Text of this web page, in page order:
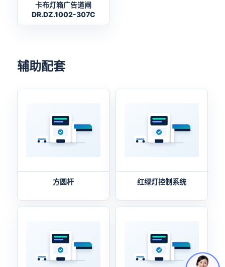
卡布灯箱广告道闸
DR.DZ.1002-307C
辅助配套
方圆杆 红绿灯控制系统